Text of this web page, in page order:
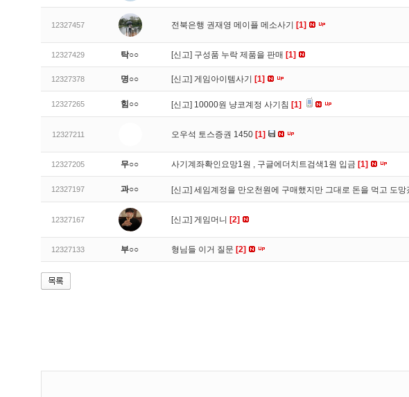
12327457 전북은행 권재영 메이플 메소사기 [1]
12327429 탁○○ [신고] 구성품 누락 제품을 판매 [1]
12327378 명○○ [신고] 게임아이템사기 [1]
12327265 힘○○ [신고] 10000원 냥코계정 사기침 [1]
12327211 오우석 토스증권 1450 [1]
12327205 무○○ 사기계좌확인요망1원 , 구글에더치트검색1원 입금 [1]
12327197 과○○ [신고] 세임계정을 만오천원에 구매했지만 그대로 돈을 먹고 도망
12327167 [신고] 게임머니 [2]
12327133 부○○ 형님들 이거 질문 [2]